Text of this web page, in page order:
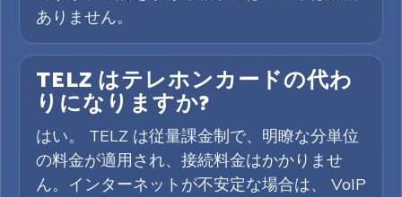
ありません。
TELZ はテレホンカードの代わ
りになりますか?
はい。 TELZ は従量課金制で、明瞭な分単位
の料金が適用され、接続料金はかかりませ
ん。インターネットが不安定な場合は、 VoIP